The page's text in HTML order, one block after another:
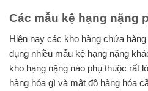
Các mẫu kệ hạng nặng
Hiện nay các kho hàng chứa
dụng nhiều mẫu kệ hạng nặng
kho hạng nặng nào phụ thuộc rất
hàng hóa gì và mật độ hàng hóa